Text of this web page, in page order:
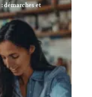
démarches et